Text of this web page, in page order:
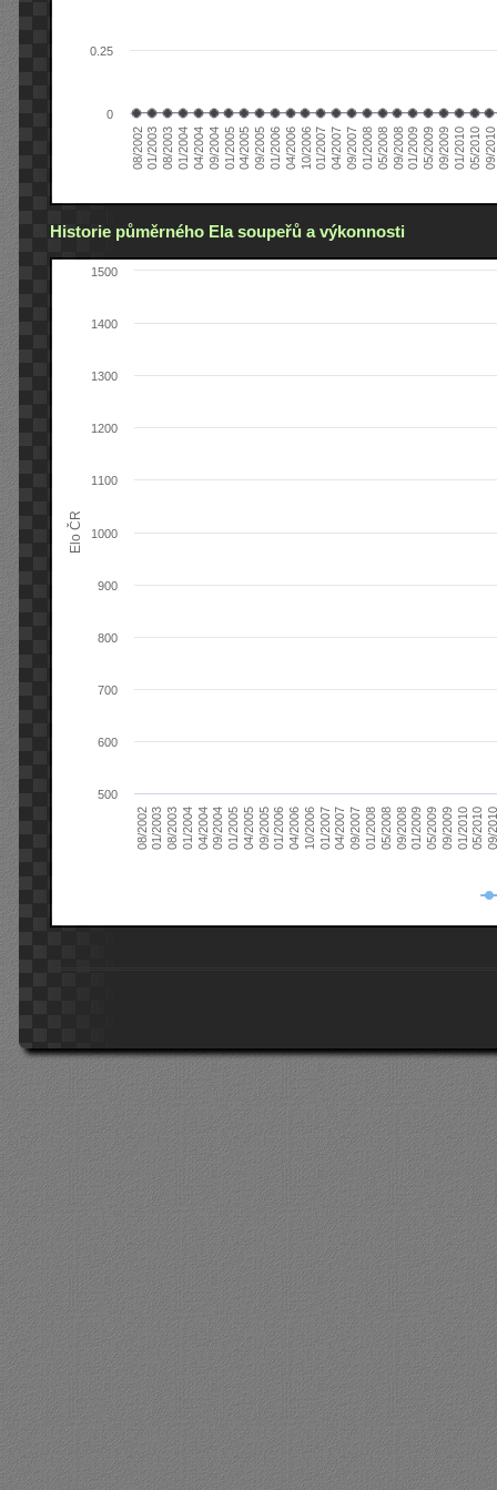
08/200201/200308/200301/200404/200409/200401/200504/200509/200501/200604/200610/200601/200704/200709/200701/200805/200809/200801/200905/200909/200901/201005/201009/2010
0
0.25
Historie půměrného Ela soupeřů a výkonnosti
Elo ČR
08/200201/200308/200301/200404/200409/200401/200504/200509/200501/200604/200610/200601/200704/200709/200701/200805/200809/200801/200905/200909/200901/201005/201009/
500
600
700
800
900
1000
1100
1200
1300
1400
1500